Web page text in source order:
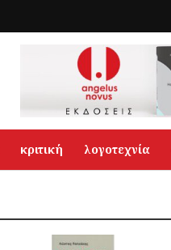
κριτική λογοτεχνία